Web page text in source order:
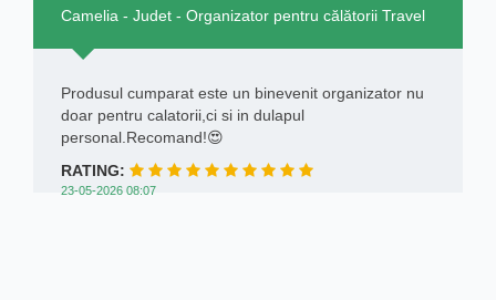
Camelia - Judet - Organizator pentru călătorii Travel
Produsul cumparat este un binevenit organizator nu
doar pentru calatorii,ci si in dulapul
personal.Recomand!😍
RATING:
23-05-2026 08:07